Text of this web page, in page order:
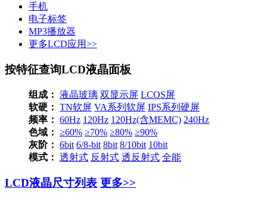
手机
电子标签
MP3播放器
更多LCD应用>>
按特征查询LCD液晶面板
组成： 液晶玻璃 双显示屏 LCOS屏
软硬： TN软屏 VA系列软屏 IPS系列硬屏
频率： 60Hz 120Hz 120Hz(含MEMC) 240Hz
色域： ≥60% ≥70% ≥80% ≥90%
灰阶： 6bit 6/8-bit 8bit 8/10bit 10bit
模式： 透射式 反射式 透反射式 全能
LCD液晶尺寸列表 更多>>